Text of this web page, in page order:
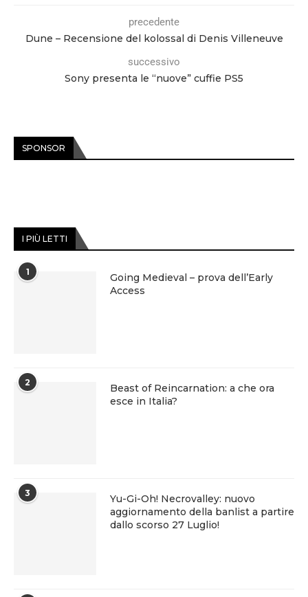
precedente
Dune – Recensione del kolossal di Denis Villeneuve
successivo
Sony presenta le “nuove” cuffie PS5
SPONSOR
I PIÙ LETTI
1
Going Medieval – prova dell’Early
Access
2
Beast of Reincarnation: a che ora
esce in Italia?
3
Yu-Gi-Oh! Necrovalley: nuovo
aggiornamento della banlist a partire
dallo scorso 27 Luglio!